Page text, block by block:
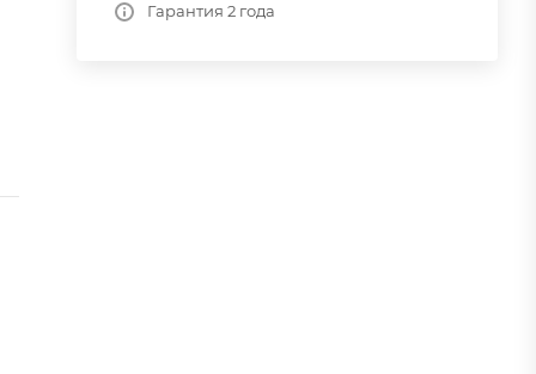
Гарантия 2 года